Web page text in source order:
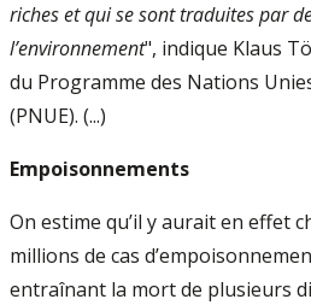
riches et qui se sont traduites par
l’environnement", indique Klaus
du Programme des Nations
(PNUE). (...)
Empoisonnements
On estime qu’il y aurait en effet
millions de cas
entraînant la mort de plusieurs